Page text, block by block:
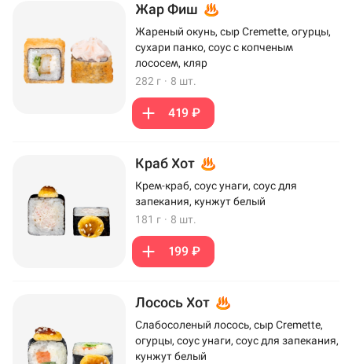
Жар Фиш
Жареный окунь, сыр Cremette, огурцы,
сухари панко, соус с копченым
лососем, кляр
282 г · 8 шт.
419 ₽
Краб Хот
Крем-краб, соус унаги, соус для
запекания, кунжут белый
181 г · 8 шт.
199 ₽
Лосось Хот
Слабосоленый лосось, сыр Cremette,
огурцы, соус унаги, соус для запекания,
кунжут белый